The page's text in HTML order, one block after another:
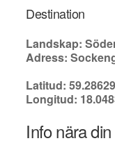
Destination
Landskap:
Adress:
Latitud: 59.28629
Longitud:
Info nära